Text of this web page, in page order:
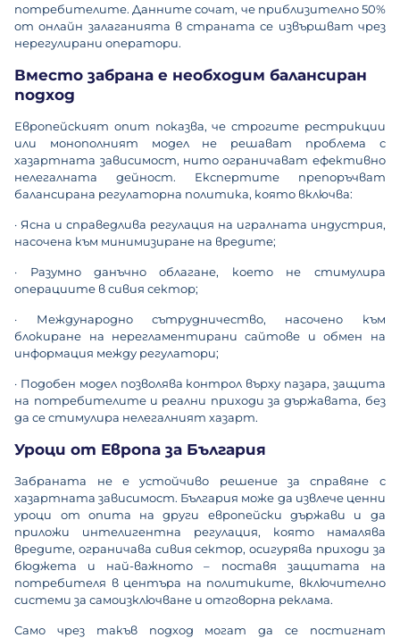
потребителите. Данните сочат, че приблизително 50%
от онлайн залаганията в страната се извършват чрез
нерегулирани оператори.
Вместо забрана е необходим балансиран
подход
Европейският опит показва, че строгите рестрикции
или монополният модел не решават проблема с
хазартната зависимост, нито ограничават ефективно
нелегалната дейност. Експертите препоръчват
балансирана регулаторна политика, която включва:
· Ясна и справедлива регулация на игралната индустрия,
насочена към минимизиране на вредите;
· Разумно данъчно облагане, което не стимулира
операциите в сивия сектор;
· Международно сътрудничество, насочено към
блокиране на нерегламентирани сайтове и обмен на
информация между регулатори;
· Подобен модел позволява контрол върху пазара, защита
на потребителите и реални приходи за държавата, без
да се стимулира нелегалният хазарт.
Уроци от Европа за България
Забраната не е устойчиво решение за справяне с
хазартната зависимост. България може да извлече ценни
уроци от опита на други европейски държави и да
приложи интелигентна регулация, която намалява
вредите, ограничава сивия сектор, осигурява приходи за
бюджета и най-важното – поставя защитата на
потребителя в центъра на политиките, включително
системи за самоизключване и отговорна реклама.
Само чрез такъв подход могат да се постигнат